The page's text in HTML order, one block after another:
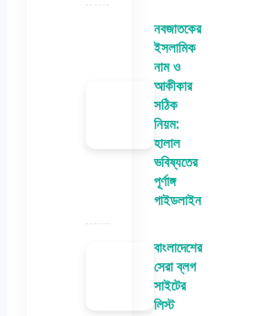
নবজাতকের
ইসলামিক
নাম ও
আকীকার
সঠিক
নিয়ম:
হালাল
ভবিষ্যতের
পূর্ণাঙ্গ
গাইডলাইন
বাংলাদেশের
সেরা ব্লগ
সাইটের
লিস্ট